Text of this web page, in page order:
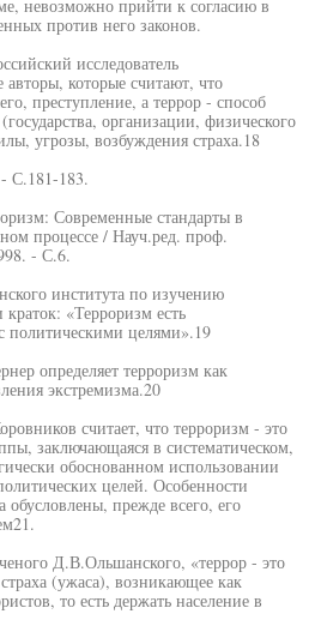
невозможно прийти к согласию в
против него законов.
исследователь
которые считают, что
преступление, а террор - способ
организации, физического
угрозы, возбуждения страха.18
С.181-183.
Современные стандарты в
процессе / Науч.ред. проф.
- С.6.
института по изучению
«Терроризм есть
политическими целями».19
определяет терроризм как
экстремизма.20
считает, что терроризм - это
заключающаяся в систематическом,
обоснованном использовании
целей. Особенности
обусловлены, прежде всего, его
Д.В.Ольшанского, «террор - это
(ужаса), возникающее как
то есть держать население в